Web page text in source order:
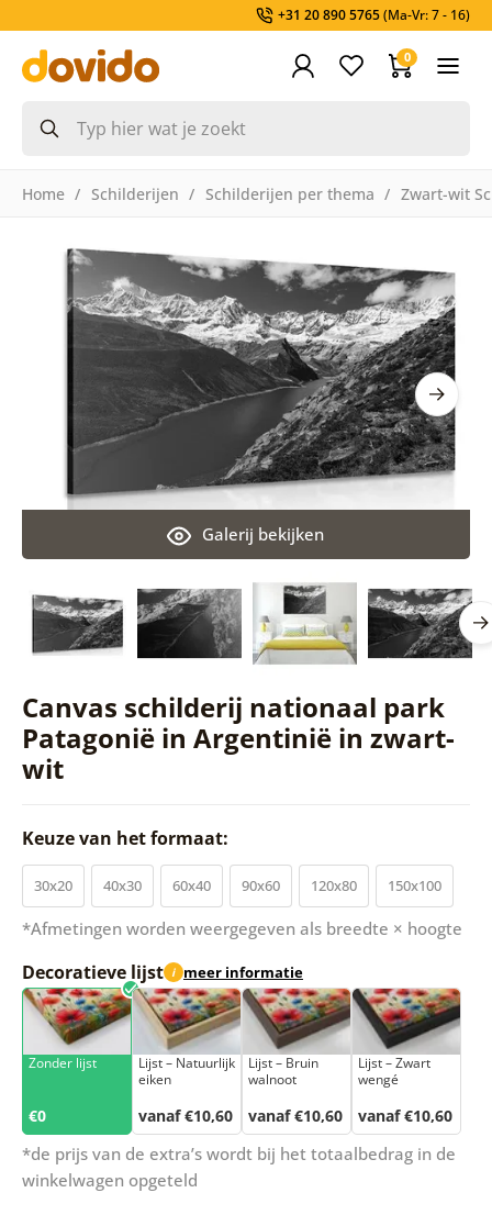
+31 20 890 5765(Ma-Vr: 7 - 16)
0
Home Schilderijen Schilderijen per thema Zwart-wit
Canvas schilderij nationaal park
Patagonië in Argentinië in zwart-
wit
Galerij bekijken
Keuze van het formaat:
30x20 40x30 60x40 90x60 120x80 150x100
*Afmetingen worden weergegeven als breedte × hoogte
Decoratieve lijst i meer informatie
Zonder lijst
€0
Lijst – Natuurlijk
eiken
vanaf €10,60
Lijst – Bruin
walnoot
vanaf €10,60
Lijst – Zwart
wengé
vanaf €10,60
*de prijs van de extra’s wordt bij het totaalbedrag in de
winkelwagen opgeteld